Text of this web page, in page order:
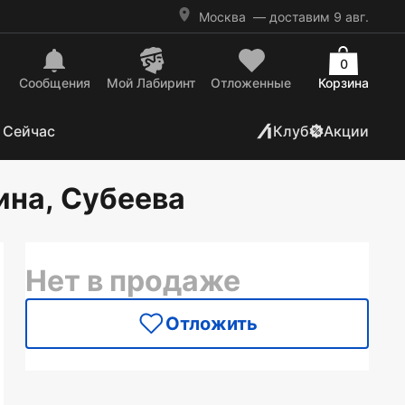
Москва — доставим 9 авг.
Сообщения Mой Лабиринт Отложенные Корзина
0
Клуб Акции
Субеева
Нет в продаже
Отложить